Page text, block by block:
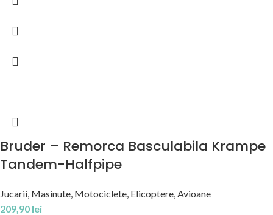
Bruder – Remorca Basculabila Krampe
Tandem-Halfpipe
Jucarii Masinute, Motociclete, Elicoptere, Avioane
209,90 lei